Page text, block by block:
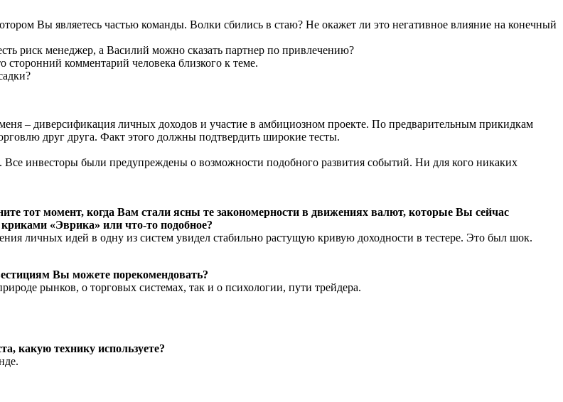
Вы являетесь частью команды. Волки сбились в стаю? Не окажет ли это негативное влияние на конечный
риск менеджер, а Василий можно сказать партнер по привлечению?
комментарий человека близкого к теме.
– диверсификация личных доходов и участие в амбициозном проекте. По предварительным прикидкам
друг друга. Факт этого должны подтвердить широкие тесты.
инвесторы были предупреждены о возможности подобного развития событий. Ни для кого никаких
тот момент, когда Вам стали ясны те закономерности в движениях валют, которые Вы сейчас
«Эврика» или что-то подобное?
личных идей в одну из систем увидел стабильно растущую кривую доходности в тестере. Это был шок.
Вы можете порекомендовать?
рынков, о торговых системах, так и о психологии, пути трейдера.
какую технику используете?